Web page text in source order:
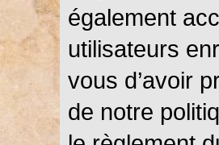
également
utilisateurs
vous d’avoir
de notre